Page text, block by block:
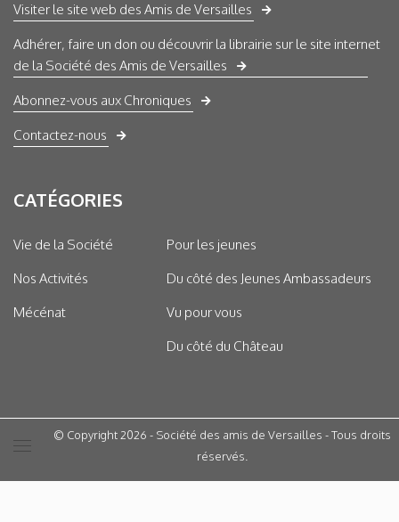
Visiter le site web des Amis de Versailles
Adhérer, faire un don ou découvrir la librairie sur le site internet
de la Société des Amis de Versailles
Abonnez-vous aux Chroniques
Contactez-nous
CATÉGORIES
Vie de la Société
Nos Activités
Mécénat
Pour les jeunes
Du côté des Jeunes Ambassadeurs
Vu pour vous
Du côté du Château
© Copyright 2026 - Société des amis de Versailles - Tous droits
réservés.